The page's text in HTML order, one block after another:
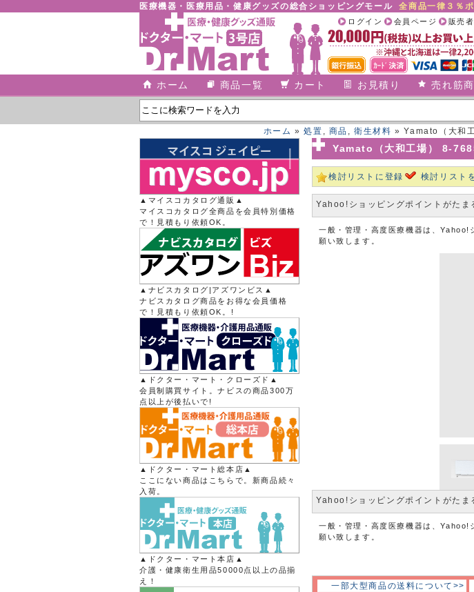
医療機器・医療用品・健康グッズの総合ショッピングモール全商品一律３％
販売
会員ページ
ログイン
ホーム 商品一覧 カート お見積り 売れ筋
ホーム »処置 , 商品 ,衛生材料 » Yamato（大
Yamato（大和工場） 8-
検討リストに登録 検討リスト
Yahoo!ショッピングポイントがたま
一般・管理・高度医療機器は、Yahoo!
願い致します。
Yahoo!ショッピングポイントがたま
一般・管理・高度医療機器は、Yahoo!
願い致します。
一部大型商品の送料について>>
▲マイスコカタログ通販▲
マイスコカタログ全商品を会員特別価格
で！見積もり依頼OK。
▲ナビスカタログ|アズワンビス▲
ナビスカタログ商品をお得な会員価格
で！見積もり依頼OK。!
▲ドクター・マート・クローズド▲
会員制購買サイト。ナビスの商品300万
点以上が後払いで!
▲ドクター・マート総本店▲
ここにない商品はこちらで。新商品続々
入荷。
▲ドクター・マート本店▲
介護・健康衛生用品50000点以上の品揃
え！